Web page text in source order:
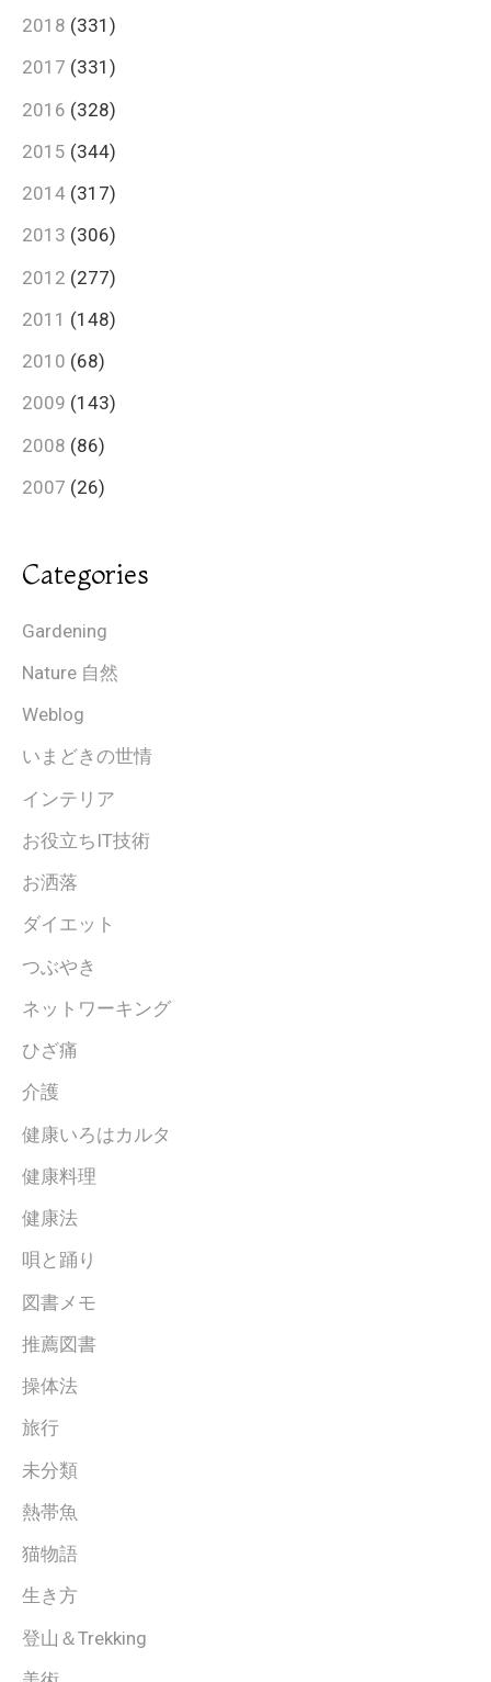
2018 (331)
2017 (331)
2016 (328)
2015 (344)
2014 (317)
2013 (306)
2012 (277)
2011 (148)
2010 (68)
2009 (143)
2008 (86)
2007 (26)
Categories
Gardening
Nature 自然
Weblog
いまどきの世情
インテリア
お役立ちIT技術
お洒落
ダイエット
つぶやき
ネットワーキング
ひざ痛
介護
健康いろはカルタ
健康料理
健康法
唄と踊り
図書メモ
推薦図書
操体法
旅行
未分類
熱帯魚
猫物語
生き方
登山＆Trekking